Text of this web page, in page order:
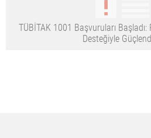
TÜBİTAK 1001 Başvuruları
Desteğiyle